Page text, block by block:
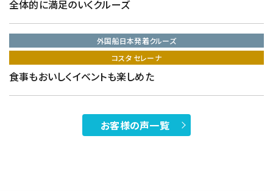
全体的に満足のいくクルーズ
外国船日本発着クルーズ
コスタ セレーナ
食事もおいしくイベントも楽しめた
お客様の声一覧